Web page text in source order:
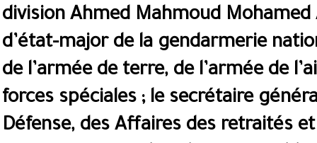
division Ahmed Mahmoud Mohamed
d’état-major de la gendarmerie
de l’armée de terre, de l’armée de
forces spéciales ; le secrétaire
Défense, des Affaires des retraités